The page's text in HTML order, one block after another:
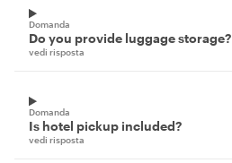
Domanda
Do you provide luggage storage?
vedi risposta
Domanda
Is hotel pickup included?
vedi risposta